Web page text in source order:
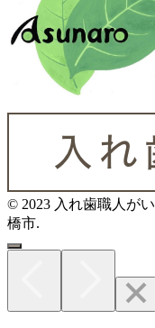
© 2023 入れ歯職人が
橋市.